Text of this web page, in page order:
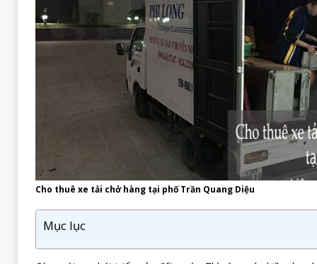
Cho thuê xe tải chở hàng tại phố Trần Quang Diệu
Mục lục